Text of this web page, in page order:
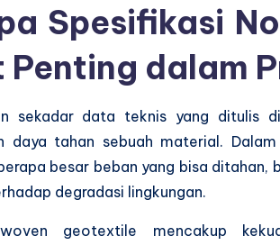
Spesifikasi
dalam
sekadar data teknis yang ditulis
daya tahan sebuah material.
besar beban yang bisa
degradasi lingkungan.
geotextile mencakup